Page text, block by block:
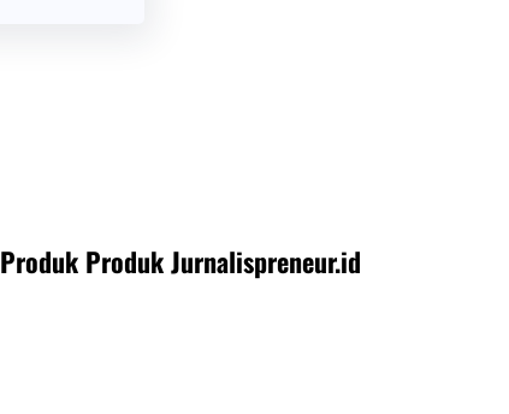
Produk Produk Jurnalispreneur.id